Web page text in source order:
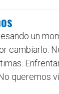
un
cambiarlo.
queremos